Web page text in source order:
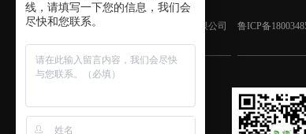
版权所有：青岛鑫金邦清洁设备有限公司 鲁ICP备
线，请填写一下您的信息，我们会
尽快和您联系。